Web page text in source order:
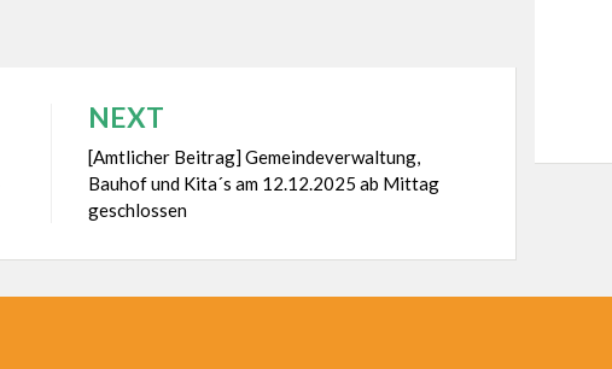
NEXT
[Amtlicher Beitrag] Gemeindeverwaltung,
Bauhof und Kita´s am 12.12.2025 ab Mittag
geschlossen